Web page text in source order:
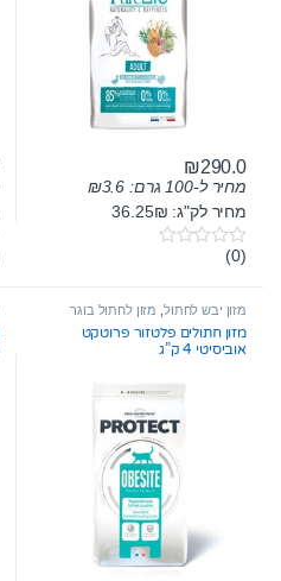
₪290.0
מחיר ל-100 גרם: ₪3.6
מחיר לק"ג: 36.25₪
0
t
o
f
5
(0)
מזון יבש לחתול מזון לחתול בוגר
מזון חתולים פלטזור פרוטקט
אוביסיטי 4 ק”ג